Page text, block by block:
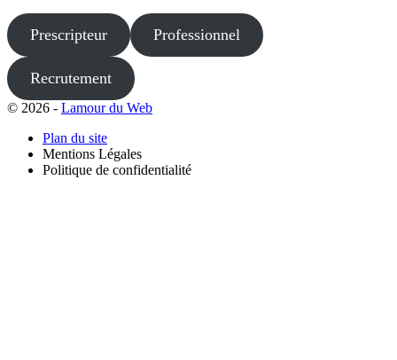
Prescripteur Professionnel
Recrutement
© 2026 - Lamour du Web
Plan du site
Mentions Légales
Politique de confidentialité